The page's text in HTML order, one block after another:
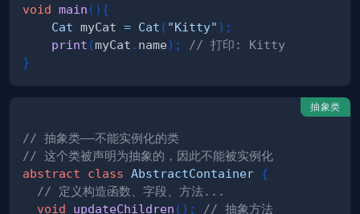
void main ( ) {
Cat myCat = Cat ( "Kitty" ) ;
print (myCat . name) ;
// 打印: Kitty
}
抽象类
// 抽象类——不能实例化的类
// 这个类被声明为抽象的，因此不能被实例化
abstract
class AbstractContainer {
// 定义构造函数、字段、方法...
void
updateChildren ( ) ; // 抽象方法